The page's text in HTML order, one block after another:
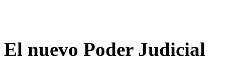
El nuevo Poder Judicial